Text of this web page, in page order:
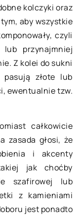
kolczyki oraz
aby wszystkie
czyli
przynajmniej
Z kolei do sukni
pasują złote lub
ewentualnie tzw.
całkowicie
zasada głosi, że
i akcenty
jak choćby
szafirowej lub
z kamieniami
jest ponadto